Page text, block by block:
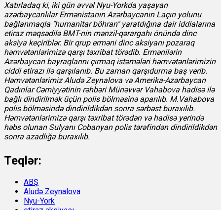
Xatırladaq ki, iki gün əvvəl Nyu-Yorkda yaşayan
azərbaycanlılar Ermənistanın Azərbaycanın Laçın yolunu
bağlanmaqla "humanitar böhran" yaratdığına dair iddialarına
etiraz məqsədilə BMT-nin mənzil-qərargahı önündə dinc
aksiya keçiriblər. Bir qrup erməni dinc aksiyanı pozaraq
həmvətənlərimizə qarşı təxribat törədib. Ermənilərin
Azərbaycan bayraqlarını çırmaq istəmələri həmvətənlərimizin
ciddi etirazı ilə qarşılanıb. Bu zaman qarşıdurma baş verib.
Həmvətənlərimiz Aludə Zeynalova və Amerika-Azərbaycan
Qadınlar Cəmiyyətinin rəhbəri Münəvvər Vahabova hadisə ilə
bağlı dindirilmək üçün polis bölməsinə aparılıb. M.Vahabova
polis bölməsində dindirildikdən sonra sərbəst buraxılıb.
Həmvətənlərimizə qarşı təxribat törədən və hadisə yerində
həbs olunan Sulyanı Cobanyan polis tərəfindən dindirildikdən
sonra azadlığa buraxılıb.
Teqlər:
ABŞ
Aludə Zeynalova
Nyu-York